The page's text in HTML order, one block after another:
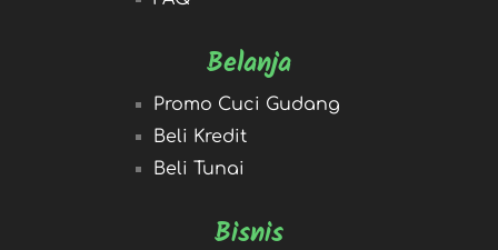
Belanja
Promo Cuci Gudang
Beli Kredit
Beli Tunai
Bisnis